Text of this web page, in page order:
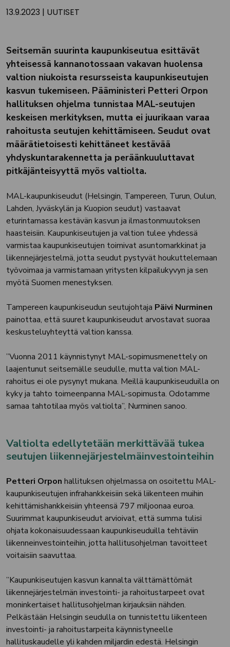
13.9.2023 | UUTISET
Seitsemän suurinta kaupunkiseutua esittävät
yhteisessä kannanotossaan vakavan huolensa
valtion niukoista resursseista kaupunkiseutujen
kasvun tukemiseen. Pääministeri Petteri Orpon
hallituksen ohjelma tunnistaa MAL-seutujen
keskeisen merkityksen, mutta ei juurikaan varaa
rahoitusta seutujen kehittämiseen. Seudut ovat
määrätietoisesti kehittäneet kestävää
yhdyskuntarakennetta ja peräänkuuluttavat
pitkäjänteisyyttä myös valtiolta.
MAL-kaupunkiseudut (Helsingin, Tampereen, Turun, Oulun,
Lahden, Jyväskylän ja Kuopion seudut) vastaavat
eturintamassa kestävän kasvun ja ilmastonmuutoksen
haasteisiin. Kaupunkiseutujen ja valtion tulee yhdessä
varmistaa kaupunkiseutujen toimivat asuntomarkkinat ja
liikennejärjestelmä, jotta seudut pystyvät houkuttelemaan
työvoimaa ja varmistamaan yritysten kilpailukyvyn ja sen
myötä Suomen menestyksen.
Tampereen kaupunkiseudun seutujohtaja Päivi Nurminen
painottaa, että suuret kaupunkiseudut arvostavat suoraa
keskusteluyhteyttä valtion kanssa.
”Vuonna 2011 käynnistynyt MAL-sopimusmenettely on
laajentunut seitsemälle seudulle, mutta valtion MAL-
rahoitus ei ole pysynyt mukana. Meillä kaupunkiseuduilla on
kyky ja tahto toimeenpanna MAL-sopimusta. Odotamme
samaa tahtotilaa myös valtiolta”, Nurminen sanoo.
Valtiolta edellytetään merkittävää tukea
seutujen liikennejärjestelmäinvestointeihin
Petteri Orpon hallituksen ohjelmassa on osoitettu MAL-
kaupunkiseutujen infrahankkeisiin sekä liikenteen muihin
kehittämishankkeisiin yhteensä 797 miljoonaa euroa.
Suurimmat kaupunkiseudut arvioivat, että summa tulisi
ohjata kokonaisuudessaan kaupunkiseuduilla tehtäviin
liikenneinvestointeihin, jotta hallitusohjelman tavoitteet
voitaisiin saavuttaa.
”Kaupunkiseutujen kasvun kannalta välttämättömät
liikennejärjestelmän investointi- ja rahoitustarpeet ovat
moninkertaiset hallitusohjelman kirjauksiin nähden.
Pelkästään Helsingin seudulla on tunnistettu liikenteen
investointi- ja rahoitustarpeita käynnistyneelle
hallituskaudelle yli kahden miljardin edestä. Helsingin